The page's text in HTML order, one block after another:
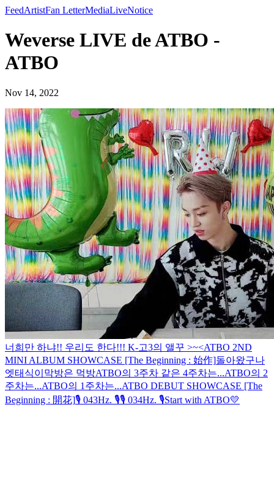
FeedArtistFan LetterMediaLiveNotice
Weverse LIVE de ATBO -
ATBO
Nov 14, 2022
너희만 하냐!! 우리도 한다!!! K-고3의 앨꾸 >~<ATBO 2ND
MINI ALBUM SHOWCASE [The Beginning : 始作]돌아왔구나
엣태식이 막방은 먹방ATBO의 3주차 같은 4주차는...ATBO의 2
주차는...ATBO의 1주차는...ATBO DEBUT SHOWCASE [The
Beginning : 開花]🎙 043Hz. 🎙🎙 034Hz. 🎙Start with ATBO💛